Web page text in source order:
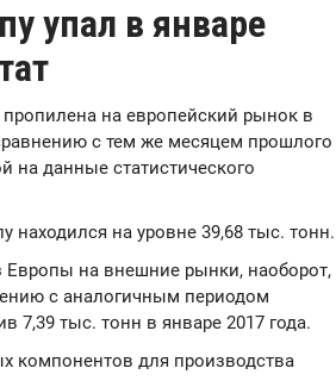
упал в январе
на европейский рынок в
с тем же месяцем прошлого
на данные статистического
находился на уровне 39,68 тыс. тонн.
Европы на внешние рынки, наоборот,
с аналогичным периодом
7,39 тыс. тонн в январе 2017 года.
компонентов для производства